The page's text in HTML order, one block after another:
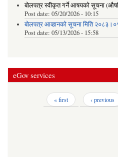
बोलपत्र स्वीकृत गर्ने आषयको सूचना
Post date: 05/20/2026 - 10:15
बोलपत्र आव्हानको सूचना मिति
Post date: 05/13/2026 - 15:58
eGov services
« first ‹ previous